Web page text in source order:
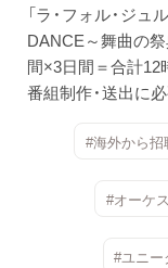
「ラ・フォル・ジュ
DANCE～舞曲の祭
間×3日間＝合計12
番組制作・送出に
#海外から招
#オーケ
#ユニー